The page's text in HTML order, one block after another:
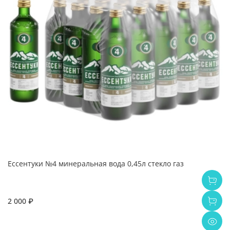
Ессентуки №4 минеральная вода 0,45л стекло газ
2 000 ₽